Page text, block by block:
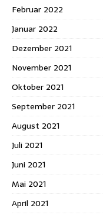
Februar 2022
Januar 2022
Dezember 2021
November 2021
Oktober 2021
September 2021
August 2021
Juli 2021
Juni 2021
Mai 2021
April 2021